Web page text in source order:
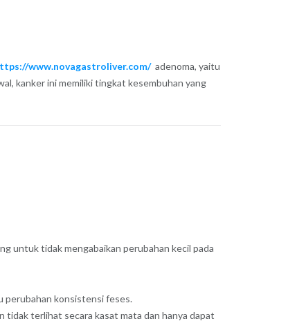
www.novagastroliver.com/adenoma, yaitu
kanker ini memiliki tingkat kesembuhan yang
untuk tidak mengabaikan perubahan kecil pada
perubahan konsistensi feses.
tidak terlihat secara kasat mata dan hanya dapat